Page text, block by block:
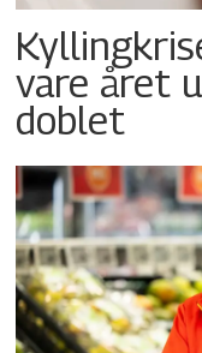
vare året
doblet